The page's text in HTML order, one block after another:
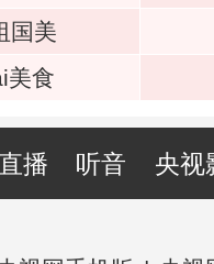
国美
美食
直播 听音 央视